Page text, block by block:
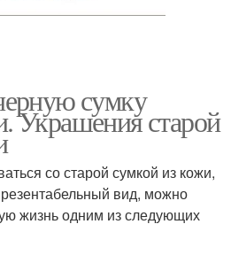
сумку
Украшения старой
со старой сумкой из кожи,
вид, можно
жизнь одним из следующих